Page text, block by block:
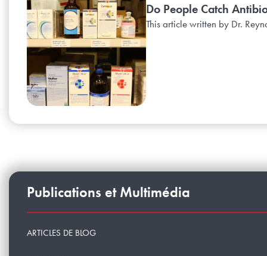
Do People Catch
This article written by Dr.
Publications et Multimédia
ARTICLES DE BLOG